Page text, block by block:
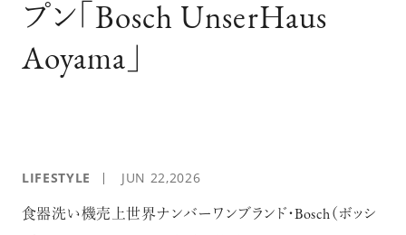
プン｢Bosch UnserHaus
Aoyama｣
LIFESTYLE JUN 22,2026
食器洗い機売上世界ナンバーワンブランド・Bosch（ボッシ